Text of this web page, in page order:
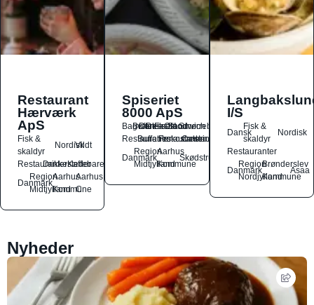
Restaurant
Hærværk
ApS
Fisk &
skaldyr
NordiskVildt
RestauranterDrikkesteder
Kaffebarer
Danmark
Region
Midtjylland
Aarhus
Kommune
Aarhus
C
Spiseriet
8000 ApS
Bagværk
Buffet
Dansk
Dessert
Fastfood
Ost
Sandwich
Smørrebrød
Restauranter
Buffetrestauranter
Frokostrestauranter
Catering
Danmark
Region
Midtjylland
Aarhus
Kommune
Skødstrup
I/S
Dansk
Fisk &
skaldyr
Nordisk
Restauranter
Danmark
Region
Nordjylland
Brønderslev
Kommune
Asaa
Nyheder